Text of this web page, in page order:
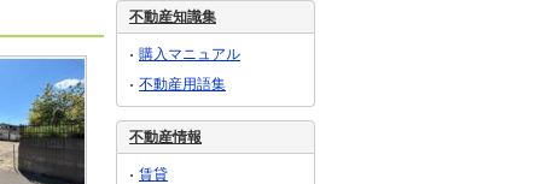
不動産知識集
購入マニュアル
不動産用語集
不動産情報
賃貸